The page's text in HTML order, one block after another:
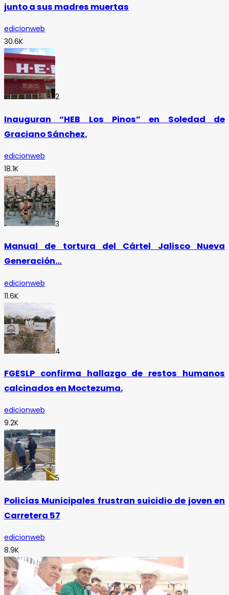
junto a sus madres muertas
edicionweb
30.6K
2
Inauguran “HEB Los Pinos” en Soledad de
Graciano Sánchez.
edicionweb
18.1K
3
Manual de tortura del Cártel Jalisco Nueva
Generación…
edicionweb
11.6K
4
FGESLP confirma hallazgo de restos humanos
calcinados en Moctezuma.
edicionweb
9.2K
5
Policías Municipales frustran suicidio de joven en
Carretera 57
edicionweb
8.9K